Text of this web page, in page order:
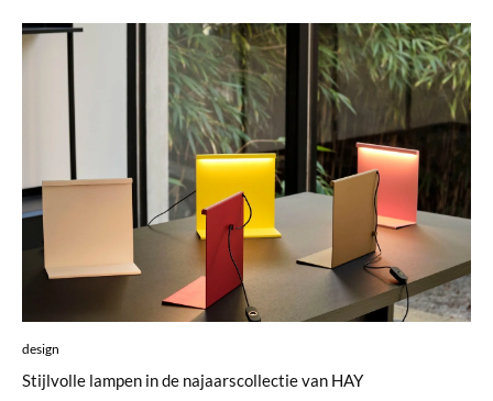
design
Stijlvolle lampen in de najaarscollectie van HAY